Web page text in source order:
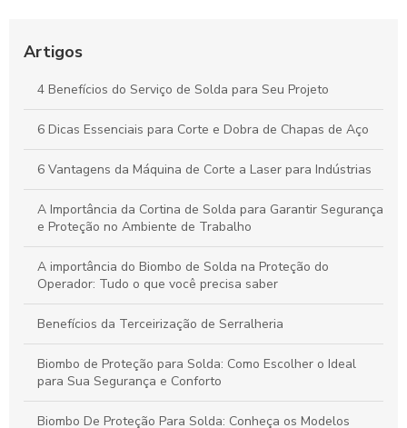
Otimizar Seus Projetos
Guia Essencial de Corte e Dobra de Chapas de Aço para
Potencializar Seus Projetos Industriais
Corte e Dobra de Chapas de Aço: Estratégias Essenciais para
Projetos de Sucesso
Artigos
4 Benefícios do Serviço de Solda para Seu Projeto
6 Dicas Essenciais para Corte e Dobra de Chapas de Aço
6 Vantagens da Máquina de Corte a Laser para Indústrias
A Importância da Cortina de Solda para Garantir Segurança
e Proteção no Ambiente de Trabalho
A importância do Biombo de Solda na Proteção do
Operador: Tudo o que você precisa saber
Benefícios da Terceirização de Serralheria
Biombo de Proteção para Solda: Como Escolher o Ideal
para Sua Segurança e Conforto
Biombo De Proteção Para Solda: Conheça os Modelos